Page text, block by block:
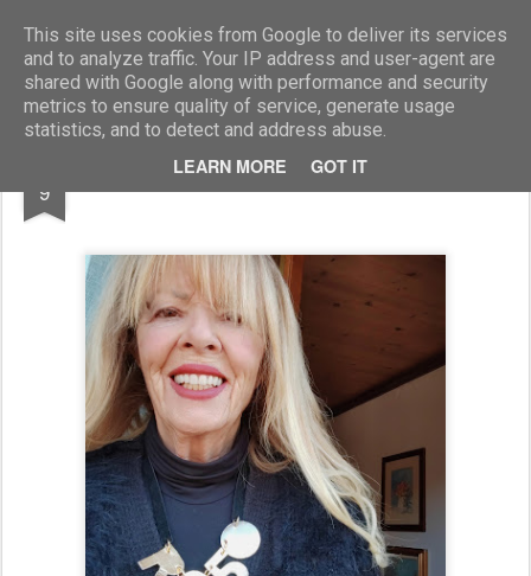
This site uses cookies from Google to deliver its services
and to analyze traffic. Your IP address and user-agent are
shared with Google along with performance and security
metrics to ensure quality of service, generate usage
statistics, and to detect and address abuse.
LEARN MORE GOT IT
Marcellino Radogna - Fotonotizie per la stampa
9 Nives Milani